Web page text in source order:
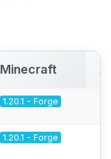
Minecraft
1.20.1 - Forge
1.20.1 - Forge